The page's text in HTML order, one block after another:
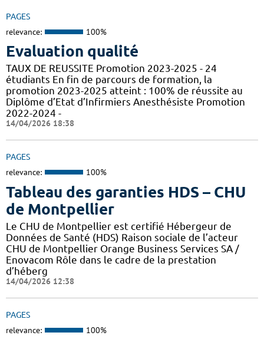
PAGES
relevance: 100%
Evaluation qualité
TAUX DE REUSSITE Promotion 2023-2025 - 24
étudiants En fin de parcours de formation, la
promotion 2023-2025 atteint : 100% de réussite au
Diplôme d’Etat d’Infirmiers Anesthésiste Promotion
2022-2024 -
14/04/2026 18:38
PAGES
relevance: 100%
Tableau des garanties HDS – CHU
de Montpellier
Le CHU de Montpellier est certifié Hébergeur de
Données de Santé (HDS) Raison sociale de l’acteur
CHU de Montpellier Orange Business Services SA /
Enovacom Rôle dans le cadre de la prestation
d’héberg
14/04/2026 12:38
PAGES
relevance: 100%